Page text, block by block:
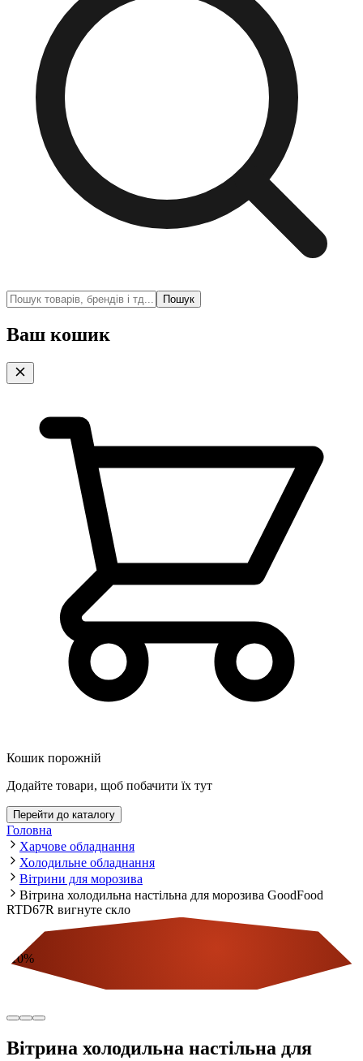
Пошук
Ваш кошик
Кошик порожній
Додайте товари, щоб побачити їх тут
Перейти до каталогу
Головна
Харчове обладнання
Холодильне обладнання
Вітрини для морозива
Вітрина холодильна настільна для морозива GoodFood
RTD67R вигнуте скло
10%
Вітрина холодильна настільна для